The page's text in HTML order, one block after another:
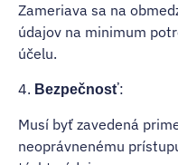
Zameriava sa na
údajov na minimum
účelu.
4. Bezpečnosť:
Musí byť zavedená
neoprávnenému